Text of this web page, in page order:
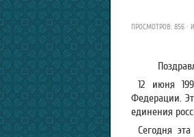
ПРОСМОТРОВ: 856 ·
12 июня
Федерации.
единения
Сегодня